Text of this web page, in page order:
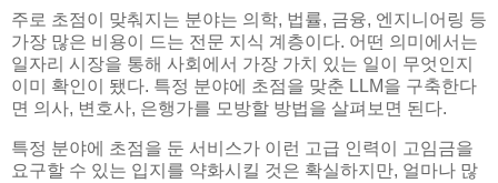
주로 초점이 맞춰지는 분야는 의학, 법률, 금융, 엔지니어링 등
가장 많은 비용이 드는 전문 지식 계층이다. 어떤 의미에서는
일자리 시장을 통해 사회에서 가장 가치 있는 일이 무엇인지
이미 확인이 됐다. 특정 분야에 초점을 맞춘 LLM을 구축한다
면 의사, 변호사, 은행가를 모방할 방법을 살펴보면 된다.
특정 분야에 초점을 둔 서비스가 이런 고급 인력이 고임금을
요구할 수 있는 입지를 약화시킬 것은 확실하지만, 얼마나 많